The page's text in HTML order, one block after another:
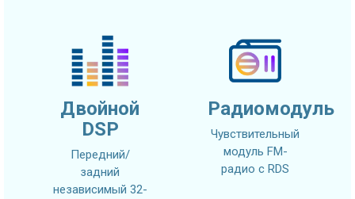
Двойной
DSP
Передний/
задний
независимый 32-
Радиомодуль
Чувствительный
модуль FM-
радио с RDS